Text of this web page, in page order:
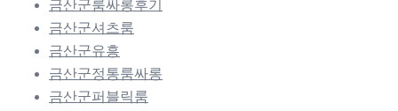
금산군룸싸롱후기
금산군셔츠룸
금산군유흥
금산군정통룸싸롱
금산군퍼블릭룸